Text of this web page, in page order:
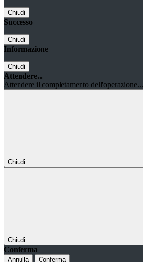
Chiudi
Successo
Chiudi
Informazione
Chiudi
Attendere...
Attendere il completamento dell'operazione...
Chiudi
Chiudi
Conferma
Annulla Conferma